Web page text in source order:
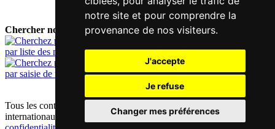
notre site et pour comprendre la
provenance de nos visiteurs.
J'accepte
Je refuse
Changer mes préférences
Chercher nouveau mot:
par liste des mots
par saisie de texte
Tous les contenus sont protégés par les droits d'auteur allemands et
internationaux |
mentions obligatoires / contact|déclaration de